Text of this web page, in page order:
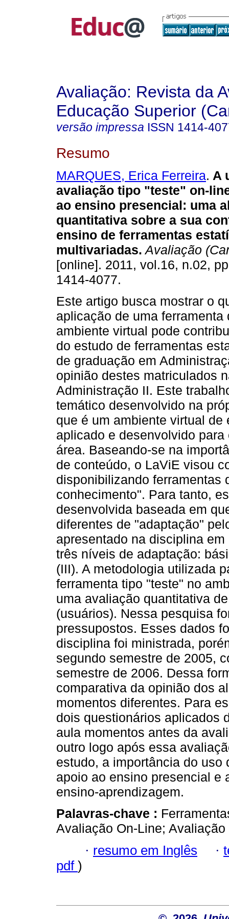
Avaliação: Revista da
Educação Superior
versão impressa ISSN 1414-
Resumo
MARQUES, Erica Ferreira. A
avaliação tipo "teste" on-
ao ensino presencial: uma
quantitativa sobre a sua
ensino de ferramentas
multivariadas. Avaliação
[online]. 2011, vol.16, n.02,
1414-4077.
Este artigo busca mostrar o
aplicação de uma
ambiente virtual pode
do estudo de ferramentas
de graduação em
opinião destes matriculados
Administração II. Este
temático desenvolvido na
que é um ambiente virtual
aplicado e desenvolvido
área. Baseando-se na
de conteúdo, o LaViE visou
disponibilizando ferramentas
conhecimento". Para tanto,
desenvolvida baseada em
diferentes de "adaptação"
apresentado na disciplina
três níveis de adaptação:
(III). A metodologia utilizada
ferramenta tipo "teste" no
uma avaliação quantitativa
(usuários). Nessa pesquisa
pressupostos. Esses dados
disciplina foi ministrada,
segundo semestre de 2005,
semestre de 2006. Dessa
comparativa da opinião dos
momentos diferentes. Para
dois questionários aplicados
aula momentos antes da
outro logo após essa
estudo, a importância do
apoio ao ensino presencial e
ensino-aprendizagem.
Palavras-chave :
Avaliação On-Line;
· resumo em Inglês ·
pdf )